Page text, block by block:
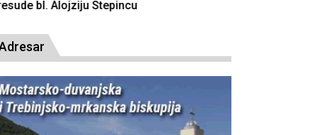
bl. Alojziju Stepincu